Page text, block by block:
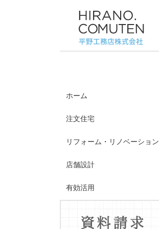
ホーム
注文住宅
リフォーム・リノベーション
店舗設計
有効活用